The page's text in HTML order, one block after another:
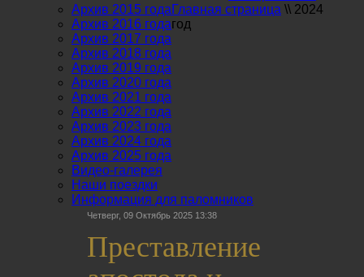
Архив 2015 года
Архив 2016 года
Архив 2017 года
Архив 2018 года
Архив 2019 года
Архив 2020 года
Архив 2021 года
Архив 2022 года
Архив 2023 года
Архив 2024 года
Архив 2025 года
Видео-галерея
Наши поездки
Информация для паломников
Главная страница \\ 2024
год
Четверг, 09 Октябрь 2025 13:38
Преставление